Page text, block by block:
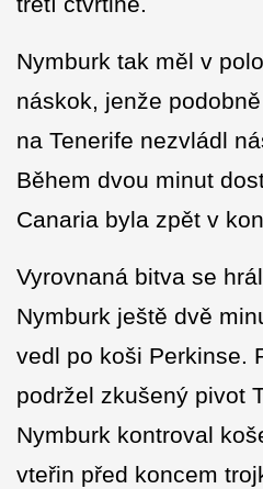
Nymburk tak měl v
náskok, jenže
na Tenerife nezvládl
Během dvou minut
Canaria byla zpět v
Vyrovnaná bitva se
Nymburk ještě dvě
vedl po koši Perkinse.
podržel zkušený pivot
Nymburk kontroval
vteřin před koncem